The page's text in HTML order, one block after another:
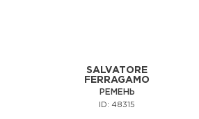
SALVATORE
FERRAGAMO
РЕМЕНЬ
ID: 48315